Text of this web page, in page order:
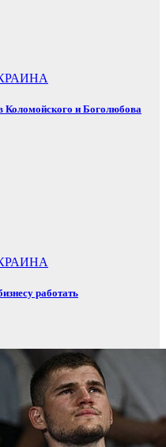
Коломойского и Боголюбова
работать